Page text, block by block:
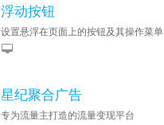
浮动按钮
设置悬浮在页面上的按钮及其操作菜单
星纪聚合广告
专为流量主打造的流量变现平台